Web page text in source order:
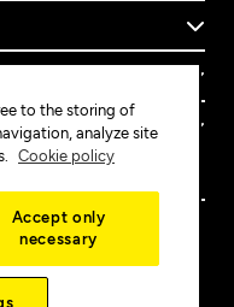
to the storing of
analyze site
Cookie policy
Accept only
necessary